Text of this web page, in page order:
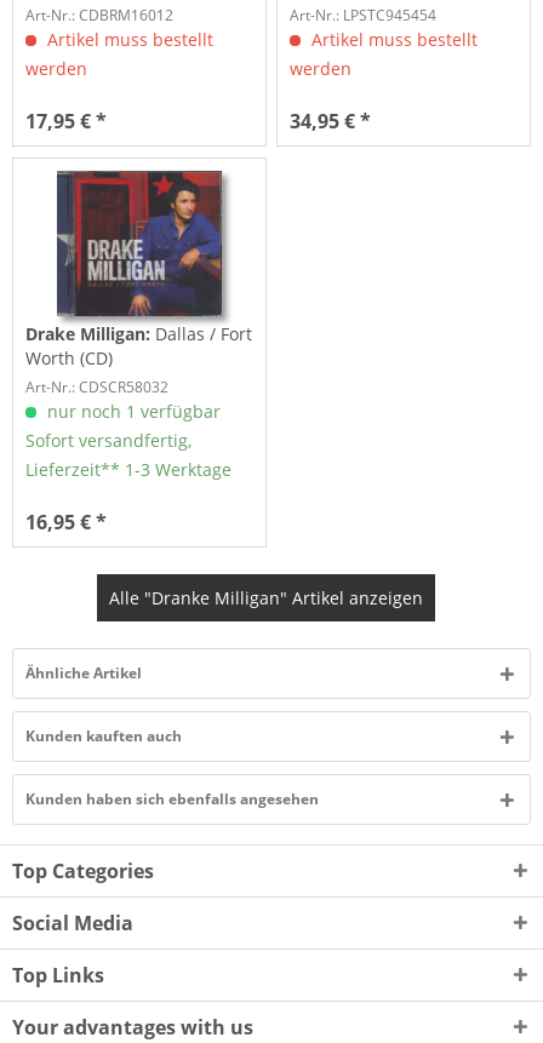
Art-Nr.: CDBRM16012
Artikel muss bestellt
werden
17,95 € *
Art-Nr.: LPSTC945454
Artikel muss bestellt
werden
34,95 € *
Drake Milligan: Dallas / Fort
Worth (CD)
Art-Nr.: CDSCR58032
nur noch 1 verfügbar
Sofort versandfertig,
Lieferzeit** 1-3 Werktage
16,95 € *
Alle "Dranke Milligan" Artikel anzeigen
Ähnliche Artikel
Kunden kauften auch
Kunden haben sich ebenfalls angesehen
Top Categories
Social Media
Top Links
Your advantages with us